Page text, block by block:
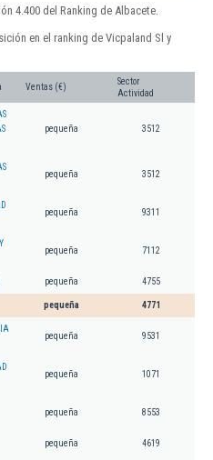
4.400 del Ranking de Albacete.
en el ranking de Vicpaland Sl y
Ventas (€)
Sector
Actividad
pequeña 3512
pequeña 3512
pequeña 9311
pequeña 7112
pequeña 4755
pequeña 4771
pequeña 9531
pequeña 1071
pequeña 8553
pequeña 4619